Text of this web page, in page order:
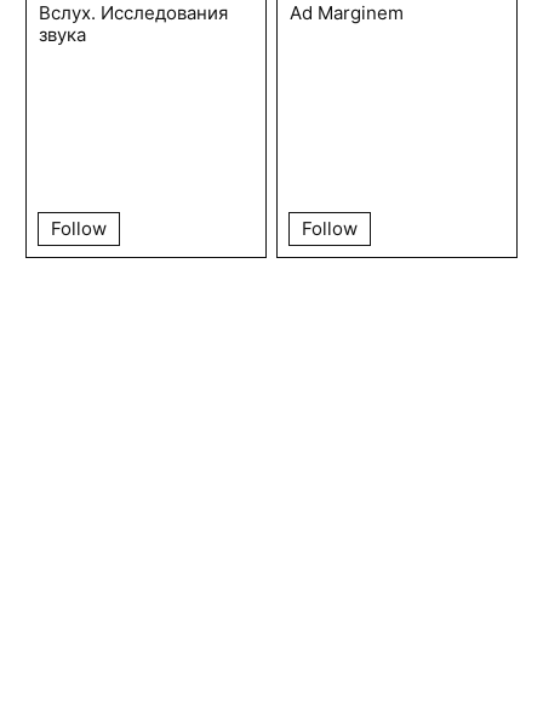
Вслух. Исследования
звука
Follow
Ad Marginem
Follow